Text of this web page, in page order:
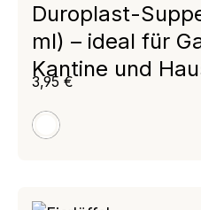
Duroplast-
ml) – ideal für
Kantine und
weiß
Regulärer Preis:
3,95 €